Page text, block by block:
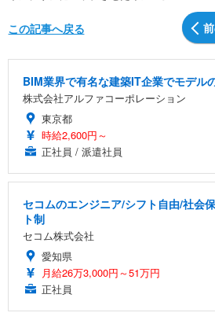
この記事へ戻る
BIM業界で有名な建築IT企業でモデル
株式会社アルファコーポレーション
東京都
時給2,600円～
正社員 / 派遣社員
セコムのエンジニア/シフト自由/社会
ト制
セコム株式会社
愛知県
月給26万3,000円～51万円
正社員